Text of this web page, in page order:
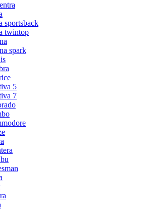
sportsback
twintop
spark
5
7